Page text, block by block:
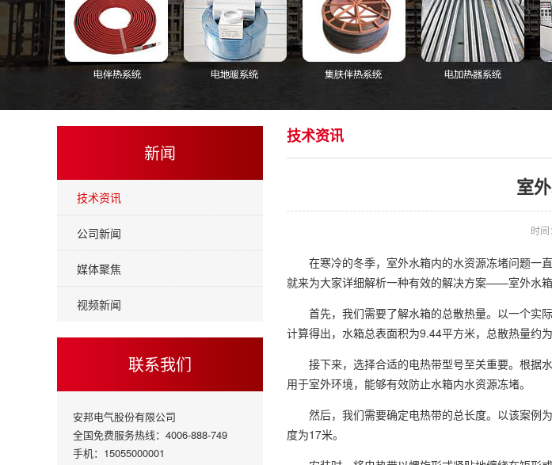
新闻
技术资讯
公司新闻
媒体聚焦
视频新闻
联系我们
安邦电气股份有限公司
全国免费服务热线：4006-888-749
手机：15055000001
技术资讯
室
时
在寒冷的冬季，室外水箱内的水资源冻堵问题一
就来为大家详细解析一种有效的解决方案——室外水箱
首先，我们需要了解水箱的总散热量。以一个实
计算得出，水箱总表面积为9.44平方米，总散热量约为
接下来，选择合适的电热带型号至关重要。根据
用于室外环境，能够有效防止水箱内水资源冻堵。
然后，我们需要确定电热带的总长度。以该案例
度为17米。